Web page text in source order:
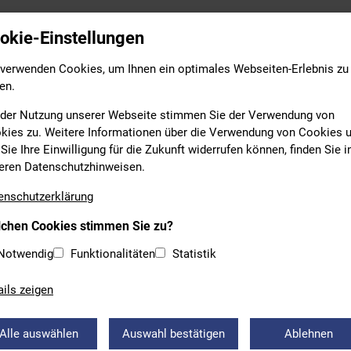
Leistungs- & Wettkampfsport
ERLANGEN TRITT DER
BEI
tritt der Verein TB 1888 Erlangen der SSG81
Einstellungen
Cookies, um Ihnen ein optimales Webseiten-Erlebnis zu
Nutzung unserer Webseite stimmen Sie der Verwendung von
zu. Weitere Informationen über die Verwendung von Cookies
Ihre Einwilligung für die Zukunft widerrufen können, finden Sie
Datenschutzhinweisen.
Cookies stimmen Sie zu?
Funktionalitäten Statistik
zeigen
Alle auswählen Auswahl bestätigen Ablehnen